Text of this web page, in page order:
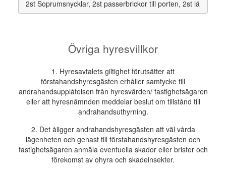
Övriga hyresvillkor
1. Hyresavtalets giltighet förutsätter att
förstahandshyresgästen erhåller samtycke till
andrahandsupplåtelsen från hyresvärden/ fastighetsägaren
eller att hyresnämnden meddelar beslut om tillstånd till
andrahandsuthyrning.
2. Det åligger andrahandshyresgästen att väl vårda
lägenheten och genast till förstahandshyresgästen och
fastighetsägaren anmäla eventuella skador eller brister och
förekomst av ohyra och skadeinsekter.